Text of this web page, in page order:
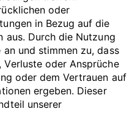
oder
in Bezug auf die
aus. Durch die Nutzung
und stimmen zu, dass
oder Ansprüche
oder dem Vertrauen auf
ergeben. Dieser
unserer